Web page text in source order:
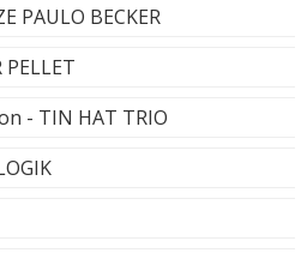
PAULO BECKER
- TIN HAT TRIO